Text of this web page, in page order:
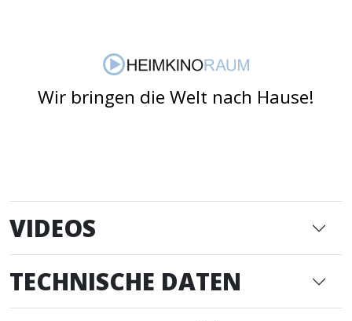
Wir bringen die Welt nach Hause!
VIDEOS
TECHNISCHE DATEN